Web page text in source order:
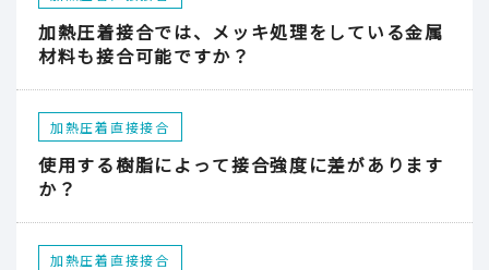
加熱圧着接合では、メッキ処理をしている金属
材料も接合可能ですか？
加熱圧着直接接合
使用する樹脂によって接合強度に差があります
か？
加熱圧着直接接合